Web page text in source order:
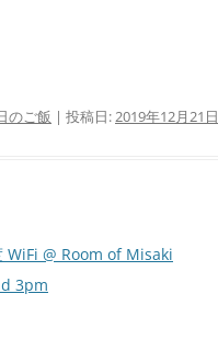
のご飯 | 投稿日:2019年12月21日
WiFi @ Room of Misaki
3pm